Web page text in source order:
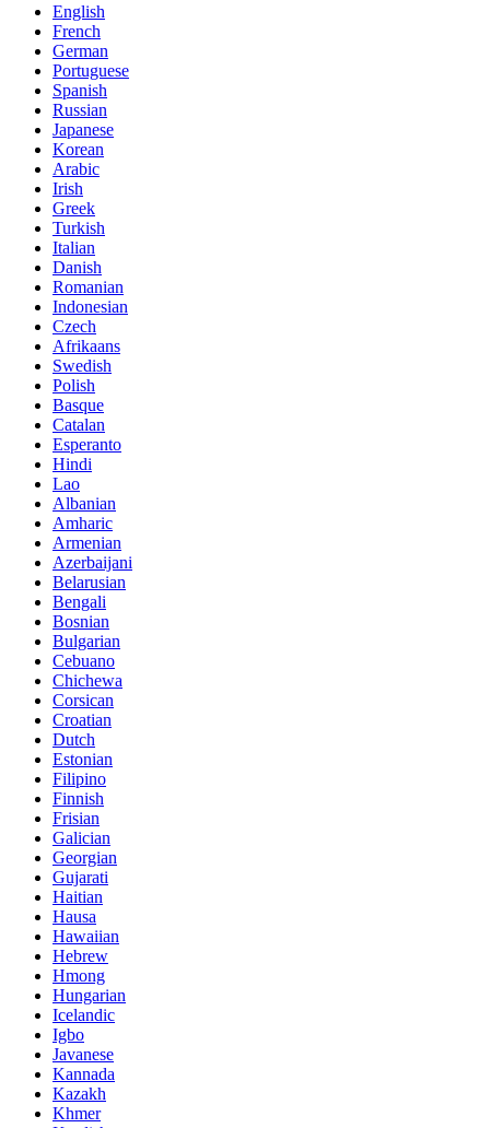
English
French
German
Portuguese
Spanish
Russian
Japanese
Korean
Arabic
Irish
Greek
Turkish
Italian
Danish
Romanian
Indonesian
Czech
Afrikaans
Swedish
Polish
Basque
Catalan
Esperanto
Hindi
Lao
Albanian
Amharic
Armenian
Azerbaijani
Belarusian
Bengali
Bosnian
Bulgarian
Cebuano
Chichewa
Corsican
Croatian
Dutch
Estonian
Filipino
Finnish
Frisian
Galician
Georgian
Gujarati
Haitian
Hausa
Hawaiian
Hebrew
Hmong
Hungarian
Icelandic
Igbo
Javanese
Kannada
Kazakh
Khmer